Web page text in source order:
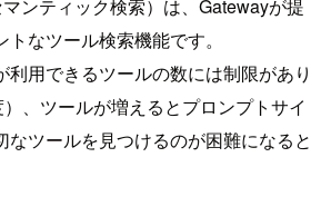
ンティック検索）は、Gatewayが提
なツール検索機能です。
用できるツールの数には制限があり
）、ツールが増えるとプロンプトサイ
なツールを見つけるのが困難になると